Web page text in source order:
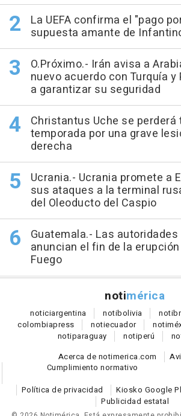
La UEFA confirma el "pago
supuesta amante de
O.Próximo.- Irán avisa a
nuevo acuerdo con Turquía y
a garantizar su seguridad
Christantus Uche se perderá
temporada por una grave
derecha
Ucrania.- Ucrania promete a
sus ataques a la terminal
del Oleoducto del Caspio
Guatemala.- Las
anuncian el fin de la
Fuego
notimérica
noticiargentina notibolivia noti
colombiapress notiecuador noti
notiparaguay notiperú
Acerca de notimerica.com
Cumplimiento normativo
Política de privacidad
Kiosko Google
Publicidad estatal